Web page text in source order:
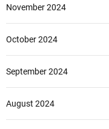
November 2024
October 2024
September 2024
August 2024